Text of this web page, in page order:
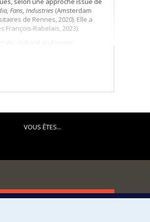
Fans, Industries (Amsterdam
de Rennes, 2020). Elle a
François-Rabelais, 2023).
cultural and queer
VOUS ÊTES...
DES ARTS ET DES SCIENCES